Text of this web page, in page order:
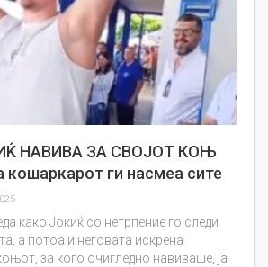
НАВИВА ЗА СВОЈОТ КОЊ
кошаркарот ги насмеа сите
како Јокиќ со нетрпение го следи
а потоа и неговата искрена
за кого очигледно навиваше, ја